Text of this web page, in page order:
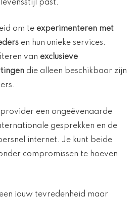
past.
om te experimenteren met
en hun unieke services.
van exclusieve
die alleen beschikbaar zijn
een ongeëvenaarde
gesprekken en de
internet. Je kunt beide
compromissen te hoeven
jouw tevredenheid maar